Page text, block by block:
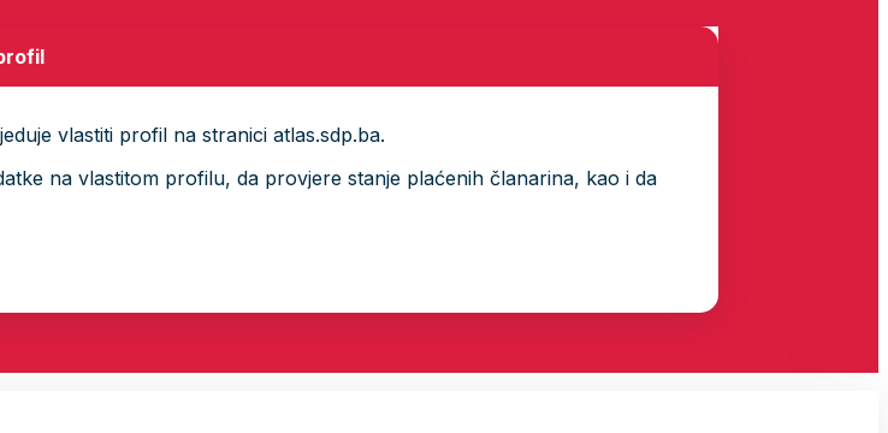
vlastiti profil na stranici atlas.sdp.ba.
na vlastitom profilu, da provjere stanje plaćenih članarina, kao i da